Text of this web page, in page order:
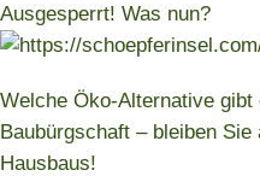
Ausgesperrt! Was nun?
Welche Öko-Alternative
Baubürgschaft – bleiben
Hausbaus!